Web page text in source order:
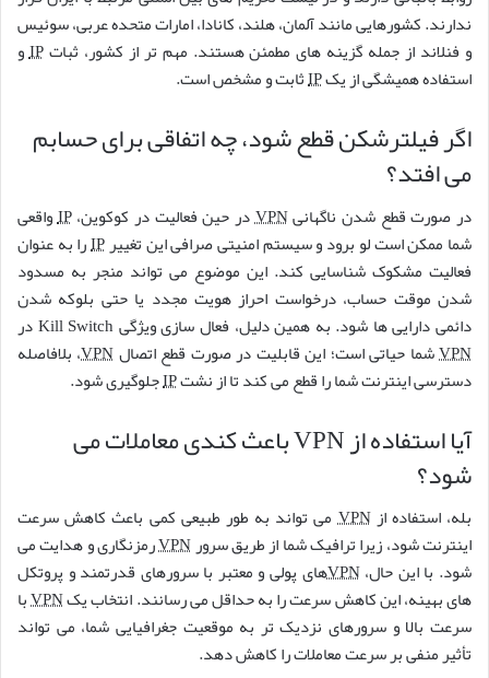
ندارند. کشورهایی مانند آلمان، هلند، کانادا، امارات متحده عربی، سوئیس
و فنلاند از جمله گزینه های مطمئن هستند. مهم تر از کشور، ثباتIPو
استفاده همیشگی از یکIPثابت و مشخص است.
اگر فیلترشکن قطع شود، چه اتفاقی برای حسابم
می افتد؟
در صورت قطع شدن ناگهانیVPNدر حین فعالیت در کوکوین،IPواقعی
شما ممکن است لو برود و سیستم امنیتی صرافی این تغییرIPرا به عنوان
فعالیت مشکوک شناسایی کند. این موضوع می تواند منجر به مسدود
شدن موقت حساب، درخواست احراز هویت مجدد یا حتی بلوکه شدن
دائمی دارایی ها شود. به همین دلیل، فعال سازی ویژگی Kill Switch در
VPNشما حیاتی است؛ این قابلیت در صورت قطع اتصالVPN، بلافاصله
دسترسی اینترنت شما را قطع می کند تا از نشتIPجلوگیری شود.
آیا استفاده از VPN باعث کندی معاملات می
شود؟
بله، استفاده ازVPNمی تواند به طور طبیعی کمی باعث کاهش سرعت
اینترنت شود، زیرا ترافیک شما از طریق سرورVPNرمزنگاری و هدایت می
شود. با این حال،VPNهای پولی و معتبر با سرورهای قدرتمند و پروتکل
های بهینه، این کاهش سرعت را به حداقل می رسانند. انتخاب یکVPNبا
سرعت بالا و سرورهای نزدیک تر به موقعیت جغرافیایی شما، می تواند
تأثیر منفی بر سرعت معاملات را کاهش دهد.